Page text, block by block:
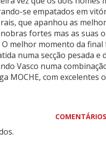
se empatados em
que apanhou as
fortes mas as suas
melhor momento da
numa secção pesada e
Vasco numa
MOCHE, com excelentes
COMENTÁRIOS